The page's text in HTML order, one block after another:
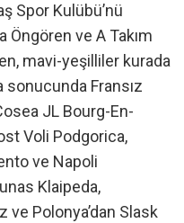
Spor Kulübü’nü
ve A Takım
mavi-yeşilliler kurada
sonucunda Fransız
JL Bourg-En-
Voli Podgorica,
ve Napoli
Klaipeda,
ve Polonya’dan Slask